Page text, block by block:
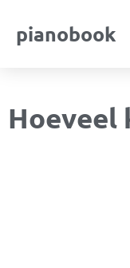
pianobook
Hoeveel